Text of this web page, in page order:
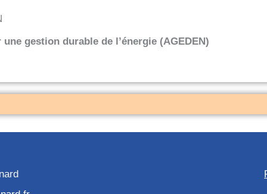
gestion durable de l’énergie (AGEDEN)